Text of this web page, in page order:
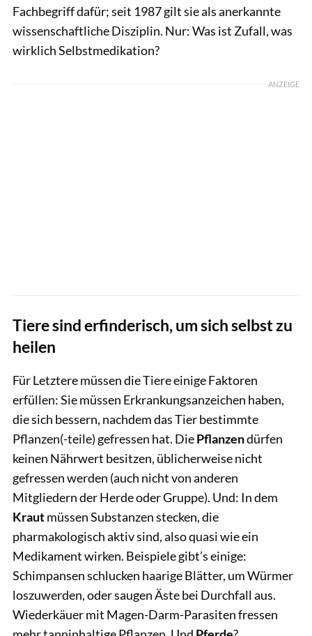
Fachbegriff dafür; seit 1987 gilt sie als anerkannte
wissenschaftliche Disziplin. Nur: Was ist Zufall, was
wirklich Selbstmedikation?
ANZEIGE
Tiere sind erfinderisch, um sich selbst zu
heilen
Für Letztere müssen die Tiere einige Faktoren
erfüllen: Sie müssen Erkrankungsanzeichen haben,
die sich bessern, nachdem das Tier bestimmte
Pflanzen(-teile) gefressen hat. DiePflanzendürfen
keinen Nährwert besitzen, üblicherweise nicht
gefressen werden (auch nicht von anderen
Mitgliedern der Herde oder Gruppe). Und: In dem
Krautmüssen Substanzen stecken, die
pharmakologisch aktiv sind, also quasi wie ein
Medikament wirken. Beispiele gibt’s einige:
Schimpansen schlucken haarige Blätter, um Würmer
loszuwerden, oder saugen Äste bei Durchfall aus.
Wiederkäuer mit Magen-Darm-Parasiten fressen